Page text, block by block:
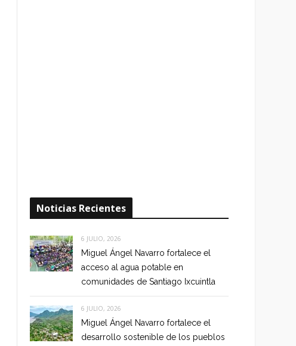
Noticias Recientes
6 JULIO, 2026
Miguel Ángel Navarro fortalece el
acceso al agua potable en
comunidades de Santiago Ixcuintla
6 JULIO, 2026
Miguel Ángel Navarro fortalece el
desarrollo sostenible de los pueblos